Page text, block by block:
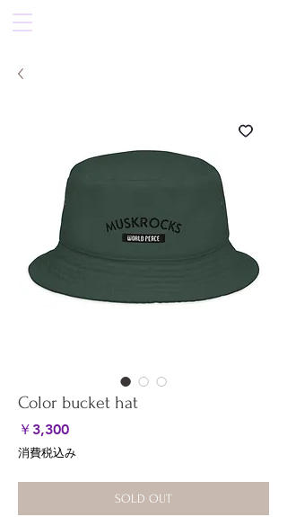
Color bucket hat
￥3,300価
格
消費税込み
SOLD OUT